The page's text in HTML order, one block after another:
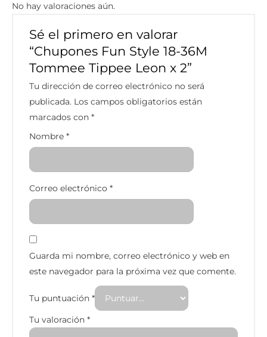
No hay valoraciones aún.
Sé el primero en valorar
“Chupones Fun Style 18-36M
Tommee Tippee Leon x 2”
Tu dirección de correo electrónico no será
publicada. Los campos obligatorios están
marcados con*
Nombre*
Correo electrónico*
Guarda mi nombre, correo electrónico y web en
este navegador para la próxima vez que comente.
Tu puntuación*
Tu valoración*